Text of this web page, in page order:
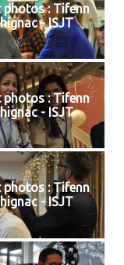
photos : Tifenn
- ISJT
photos : Tifenn
- ISJT
photos : Tifenn
- ISJT